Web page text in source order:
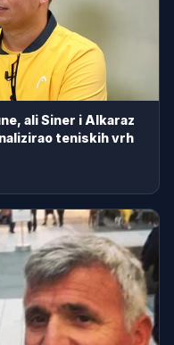
ali Siner i Alkaraz
teniskih vrh